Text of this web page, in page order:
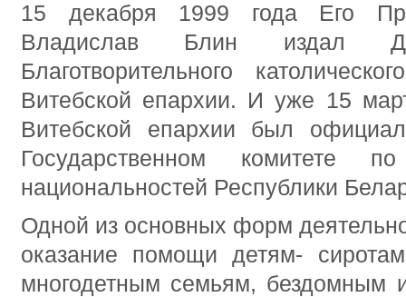
15 декабря 1999 года Его
Владислав Блин издал
Благотворительного
Витебской епархии. И уже 15
Витебской епархии был
Государственном
национальностей Республики
Одной из основных форм
оказание помощи детям-
многодетным семьям, бездомным